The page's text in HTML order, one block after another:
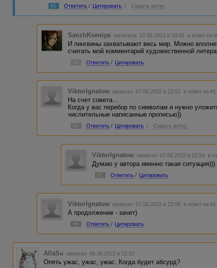
#1 Ответить / Цитировать / Скрыть ветку
SanzhKseniya написала 07.06.2022 в 10:41 в ответ на
И пингвины захватывают весь мир. Можно
считать мой комментарий художественной
Ответить / Цитировать
ViktorIgnatow написал 07.06.2022 в 22:52 в ответ на #1
На счет совета...
Когда у вас перебор по символам и нужно
числительные написанные прописью))
#6 Ответить / Цитировать / Скрыть ветку
ViktorIgnatow написал 07.06.2022 в 22:54 в
Думаю у автора именно такая ситуация)))
#7 Ответить / Цитировать
ViktorIgnatow написал 07.06.2022 в 22:55 в ответ на #1
А продолжение - зачет)
#8 Ответить / Цитировать
AllaSu написал 06.06.2022 в 22:52
Опять ужас, ужас, ужас. Когда будет абсурд?